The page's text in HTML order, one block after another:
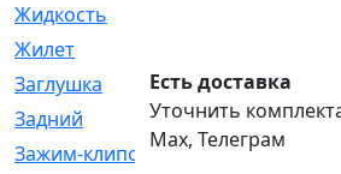
Жидкость
Жилет
Заглушка
[21]
Задний
[528]
Зажим-клипса
[1]
Есть доставка
Уточнить
Max, Телеграм